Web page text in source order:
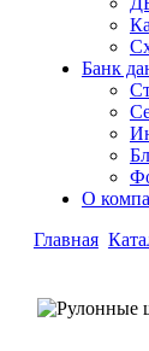
Банк
О
Главная